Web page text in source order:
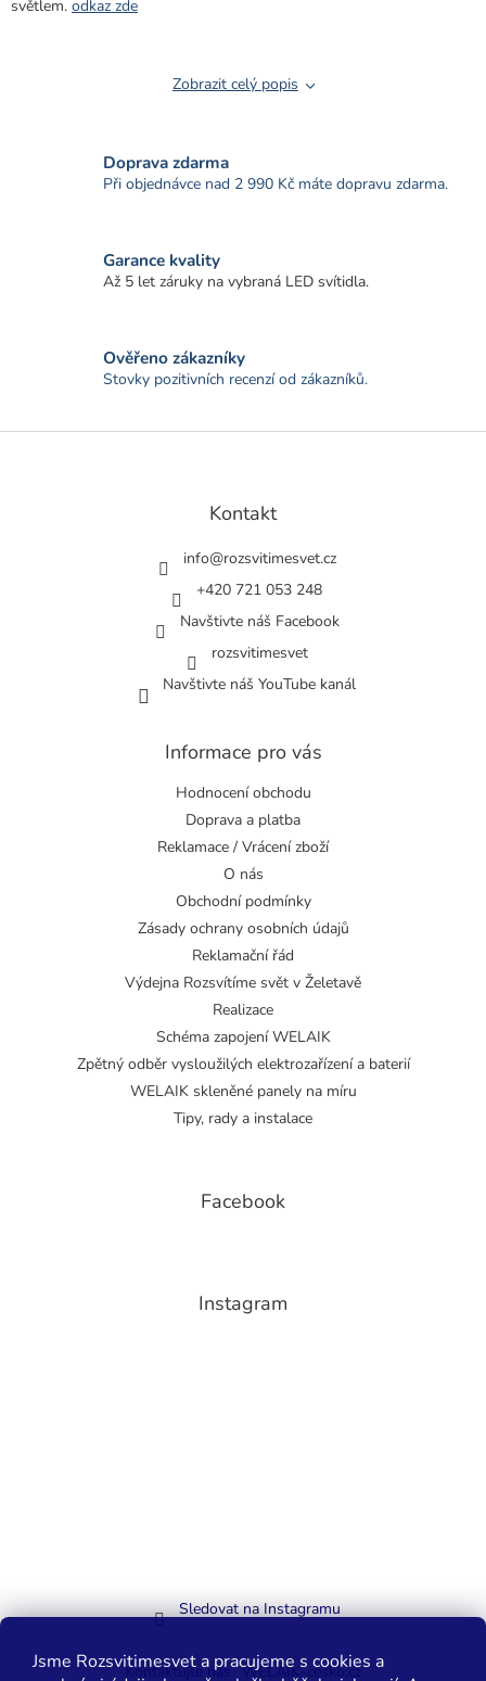
Jsme Rozsvitimesvet a pracujeme s cookies a
ý
světlem. odkaz zde
Zobrazit celý popis
Doprava zdarma
Při objednávce nad 2 990 Kč máte dopravu zdarma.
Garance kvality
Až 5 let záruky na vybraná LED svítidla.
Ověřeno zákazníky
Stovky pozitivních recenzí od zákazníků.
Z
Kontakt
info@rozsvitimesvet.cz
+420 721 053 248
Navštivte náš Facebook
rozsvitimesvet
Navštivte náš YouTube kanál
Informace pro vás
Hodnocení obchodu
Doprava a platba
Reklamace / Vrácení zboží
O nás
Obchodní podmínky
Zásady ochrany osobních údajů
Reklamační řád
Výdejna Rozsvítíme svět v Želetavě
Realizace
Schéma zapojení WELAIK
Zpětný odběr vysloužilých elektrozařízení a baterií
WELAIK skleněné panely na míru
Tipy, rady a instalace
Facebook
Instagram
Sledovat na Instagramu
Kontaktujte nás WELAIK-cesko.cz